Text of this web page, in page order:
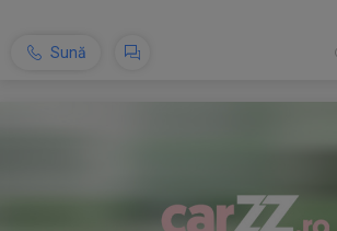
Sună